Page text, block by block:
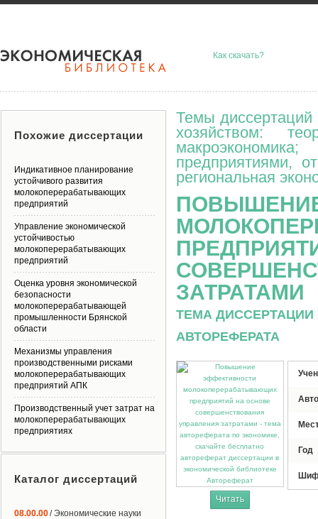
Как скачать?
Темы диссертаций
хозяйством:
предприятиями,
региональная
ЗАТРАТАМИ
ТЕМА
АВТОРЕФЕРАТА
Автореферат
Читать
Год
Похожие диссертации
Индикативное планирование
устойчивого развития
молокоперерабатывающих
предприятий
Управление экономической
устойчивостью
молокоперерабатывающих
предприятий
Оценка уровня экономической
безопасности
молокоперерабатывающей
промышленности Брянской
области
Механизмы управления
производственными рисками
молокоперерабатывающих
предприятий АПК
Производственный учет затрат на
молокоперерабатывающих
предприятиях
Каталог диссертаций
08.00.00/ Экономические науки